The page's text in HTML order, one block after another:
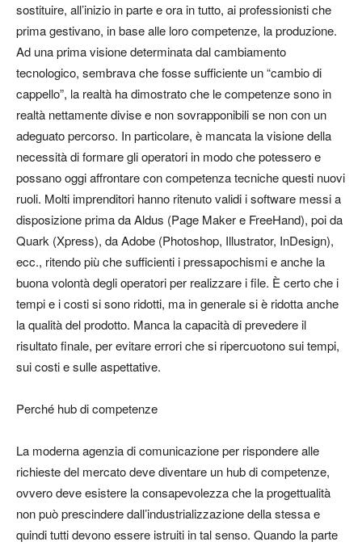
sostituire, all’inizio in parte e ora in tutto, ai professionisti che
prima gestivano, in base alle loro competenze, la produzione.
Ad una prima visione determinata dal cambiamento
tecnologico, sembrava che fosse sufficiente un “cambio di
cappello”, la realtà ha dimostrato che le competenze sono in
realtà nettamente divise e non sovrapponibili se non con un
adeguato percorso. In particolare, è mancata la visione della
necessità di formare gli operatori in modo che potessero e
possano oggi affrontare con competenza tecniche questi nuovi
ruoli. Molti imprenditori hanno ritenuto validi i software messi a
disposizione prima da Aldus (Page Maker e FreeHand), poi da
Quark (Xpress), da Adobe (Photoshop, Illustrator, InDesign),
ecc., ritendo più che sufficienti i pressapochismi e anche la
buona volontà degli operatori per realizzare i file. È certo che i
tempi e i costi si sono ridotti, ma in generale si è ridotta anche
la qualità del prodotto. Manca la capacità di prevedere il
risultato finale, per evitare errori che si ripercuotono sui tempi,
sui costi e sulle aspettative.
Perché hub di competenze
La moderna agenzia di comunicazione per rispondere alle
richieste del mercato deve diventare un hub di competenze,
ovvero deve esistere la consapevolezza che la progettualità
non può prescindere dall’industrializzazione della stessa e
quindi tutti devono essere istruiti in tal senso. Quando la parte